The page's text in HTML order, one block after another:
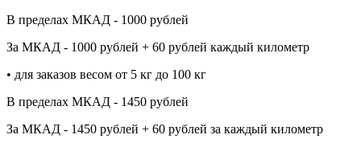
В пределах МКАД - 1000 рублей
За МКАД - 1000 рублей + 60 рублей каждый километр
• для заказов весом от 5 кг до 100 кг
В пределах МКАД - 1450 рублей
За МКАД - 1450 рублей + 60 рублей за каждый километр